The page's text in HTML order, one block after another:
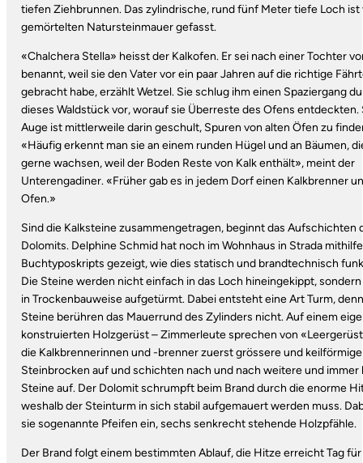
tiefen Ziehbrunnen. Das zylindrische, rund fünf Meter tiefe Loch ist
gemörtelten Natursteinmauer gefasst.
«Chalchera Stella» heisst der Kalkofen. Er sei nach einer Tochter
benannt, weil sie den Vater vor ein paar Jahren auf die richtige
gebracht habe, erzählt Wetzel. Sie schlug ihm einen Spaziergang
dieses Waldstück vor, worauf sie Überreste des Ofens entdeckten.
Auge ist mittlerweile darin geschult, Spuren von alten Öfen zu
«Häufig erkennt man sie an einem runden Hügel und an Bäumen,
gerne wachsen, weil der Boden Reste von Kalk enthält», meint der
Unterengadiner. «Früher gab es in jedem Dorf einen Kalkbrenner
Ofen.»
Sind die Kalksteine zusammengetragen, beginnt das Aufschichten
Dolomits. Delphine Schmid hat noch im Wohnhaus in Strada
Buchtyposkripts gezeigt, wie dies statisch und brandtechnisch
Die Steine werden nicht einfach in das Loch hineingekippt,
in Trockenbauweise aufgetürmt. Dabei entsteht eine Art Turm,
Steine berühren das Mauerrund des Zylinders nicht. Auf einem
konstruierten Holzgerüst – Zimmerleute sprechen von
die Kalkbrennerinnen und -brenner zuerst grössere und keilförmige
Steinbrocken auf und schichten nach und nach weitere und immer
Steine auf. Der Dolomit schrumpft beim Brand durch die enorme
weshalb der Steinturm in sich stabil aufgemauert werden muss.
sie sogenannte Pfeifen ein, sechs senkrecht stehende Holzpfähle.
Der Brand folgt einem bestimmten Ablauf, die Hitze erreicht Tag für